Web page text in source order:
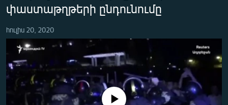
ՏՆՏԵՍՈՒԹՅՈՒՆ
ՊԱՏԵՐԱԶՄԻ 6 ՇԱԲԱԹՆԵՐԸ
ՏԱՐԱԾԱՇՐՋԱՆ
ՄԻՋԱԶԳԱՅԻՆ
ՄՇԱԿՈՒՅԹ
փաստաթղթերի ընդունումը
հուլիս 20, 2020
No media source currently available